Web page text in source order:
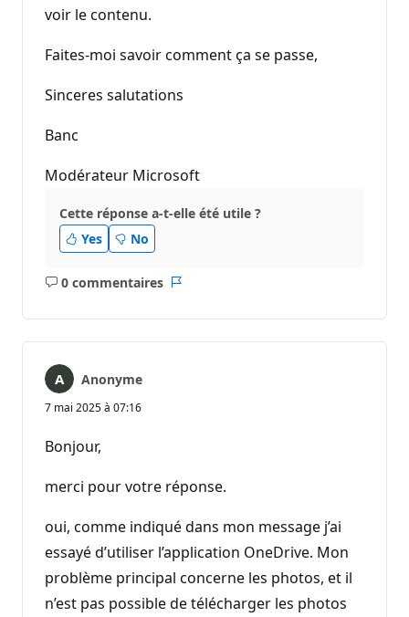
voir le contenu.
Faites-moi savoir comment ça se passe,
Sinceres salutations
Banc
Modérateur Microsoft
Cette réponse a-t-elle été utile ?
Yes
No
0 commentaires
Aucun
Anonyme
7 mai 2025 à 07:16
Bonjour,
merci pour votre réponse.
oui, comme indiqué dans mon message j’ai
essayé d’utiliser l’application OneDrive. Mon
problème principal concerne les photos, et il
n’est pas possible de télécharger les photos